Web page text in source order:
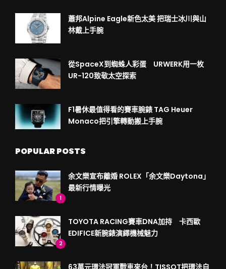
蕭邦Alpine Eagle新色太美 把瑞士冰川與山
林戴上手腕
從SpaceX到蜘蛛人彩蛋 URWERK用一枚
UR-120致敬太空探索
F1暑休最值得看的賽車腕錶 TAG Heuer
Monaco把引擎轉動搬上手腕
POPULAR POSTS
1
余文樂宣布離婚 ROLEX「余文樂Daytona」
最新行情曝光
2
TOYOTA RACING賽車DNA加持 卡西歐
EDIFICE新腕錶演繹機械魅力